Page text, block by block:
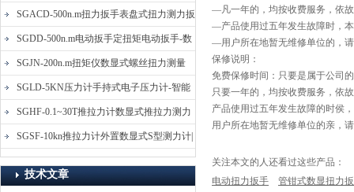
辐称重压力测力计
SGACD-500n.m扭力扳手表盘式扭力测力扳
手-表盘扭力矩检测扳手
SGDD-500n.m电动扳手定扭矩电动扳手-数
显式电动定扭力矩扳手
SGJN-200n.m扭矩仪数显式螺丝扭力测量
仪-螺栓扭力矩测试仪
SGLD-5KN压力计手持式电子压力计-智能
电子式压力测力计
SGHF-0.1~30T推拉力计数显式推拉力测力
计-数字拉压力双向测力仪
SGSF-10kn推拉力计外置数显式S型测力计|
手持连线式拉压力计
技术文章
—凡一年的，均按收费服务，依
—产品使用过五年发生故障时，
—用户所在地暂无维修单位的，
保修说明：
免费保修时间：只要是属于公司
只要一年的，均按收费服务，依
产品使用过五年发生故障的时侯
用户所在地暂无维修单位的亲，
关注本文的人还看过这些产品：
电动扭力扳手
管钳式数显扭力